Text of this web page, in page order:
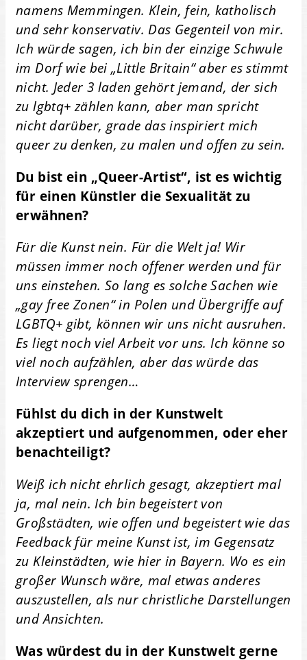
namens Memmingen. Klein, fein, katholisch
und sehr konservativ. Das Gegenteil von mir.
Ich würde sagen, ich bin der einzige Schwule
im Dorf wie bei „Little Britain“ aber es stimmt
nicht. Jeder 3 laden gehört jemand, der sich
zu lgbtq+ zählen kann, aber man spricht
nicht darüber, grade das inspiriert mich
queer zu denken, zu malen und offen zu sein.
Du bist ein „Queer-Artist“, ist es wichtig
für einen Künstler die Sexualität zu
erwähnen?
Für die Kunst nein. Für die Welt ja! Wir
müssen immer noch offener werden und für
uns einstehen. So lang es solche Sachen wie
„gay free Zonen“ in Polen und Übergriffe auf
LGBTQ+ gibt, können wir uns nicht ausruhen.
Es liegt noch viel Arbeit vor uns. Ich könne so
viel noch aufzählen, aber das würde das
Interview sprengen…
Fühlst du dich in der Kunstwelt
akzeptiert und aufgenommen, oder eher
benachteiligt?
Weiß ich nicht ehrlich gesagt, akzeptiert mal
ja, mal nein. Ich bin begeistert von
Großstädten, wie offen und begeistert wie das
Feedback für meine Kunst ist, im Gegensatz
zu Kleinstädten, wie hier in Bayern. Wo es ein
großer Wunsch wäre, mal etwas anderes
auszustellen, als nur christliche Darstellungen
und Ansichten.
Was würdest du in der Kunstwelt gerne